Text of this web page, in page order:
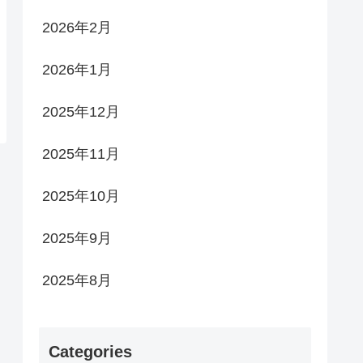
2026年2月
2026年1月
2025年12月
2025年11月
2025年10月
2025年9月
2025年8月
Categories